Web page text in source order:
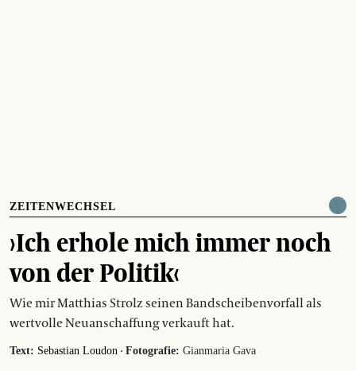
ZEITENWECHSEL
›Ich erhole mich immer noch
von der Politik‹
Wie mir Matthias Strolz seinen Bandscheibenvorfall als
wertvolle Neuanschaffung verkauft hat.
Text: Sebastian Loudon · Fotografie: Gianmaria Gava